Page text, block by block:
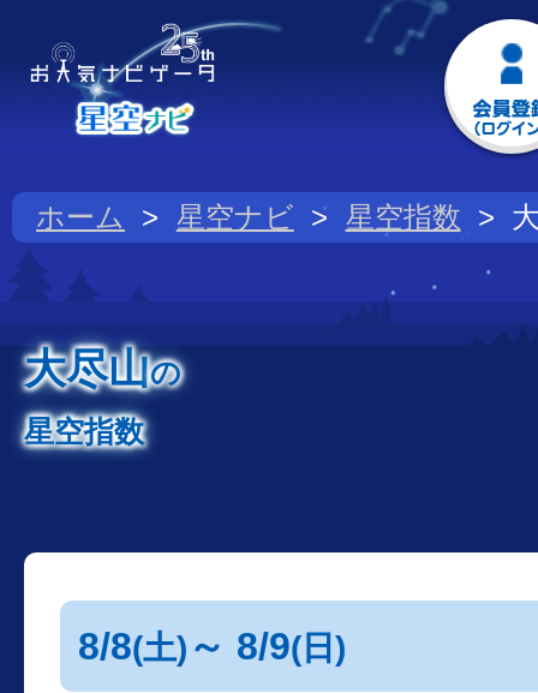
ホーム 星空ナビ 星空指数
大尽山の
星空指数
8/8(土) ～ 8/9(日)